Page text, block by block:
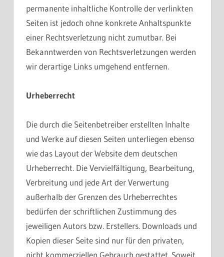
permanente inhaltliche Kontrolle der verlinkten
Seiten ist jedoch ohne konkrete Anhaltspunkte
einer Rechtsverletzung nicht zumutbar. Bei
Bekanntwerden von Rechtsverletzungen werden
wir derartige Links umgehend entfernen.
Urheberrecht
Die durch die Seitenbetreiber erstellten Inhalte
und Werke auf diesen Seiten unterliegen ebenso
wie das Layout der Website dem deutschen
Urheberrecht. Die Vervielfältigung, Bearbeitung,
Verbreitung und jede Art der Verwertung
außerhalb der Grenzen des Urheberrechtes
bedürfen der schriftlichen Zustimmung des
jeweiligen Autors bzw. Erstellers. Downloads und
Kopien dieser Seite sind nur für den privaten,
nicht kommerziellen Gebrauch gestattet. Soweit